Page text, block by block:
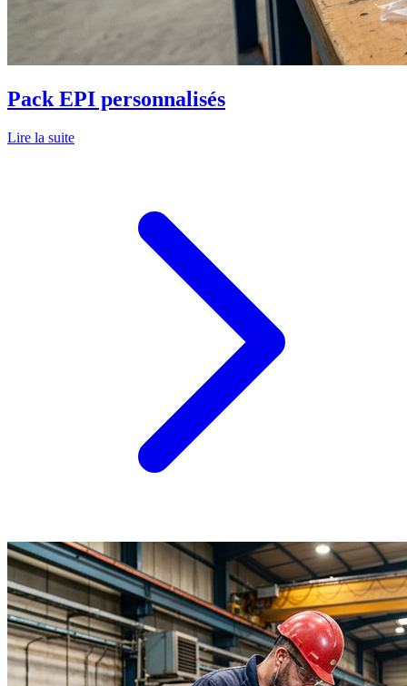
Pack EPI personnalisés
Lire la suite